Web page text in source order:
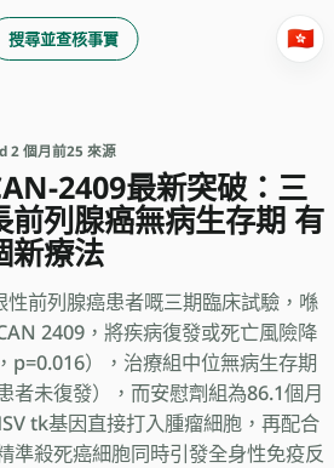
搜尋並查核事實 🇭🇰
2 個月前25 來源
2409最新突破：三
前列腺癌無病生存期 有
新療法
前列腺癌患者嘅三期臨床試驗，喺
2409，將疾病復發或死亡風險降
p=0.016），治療組中位無病生存期
者未復發），而安慰劑組為86.1個月
tk基因直接打入腫瘤細胞，再配合
準殺死癌細胞同時引發全身性免疫反